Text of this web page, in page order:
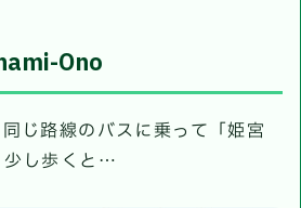
Ono
じ路線のバスに乗って「姫宮
少し歩くと…